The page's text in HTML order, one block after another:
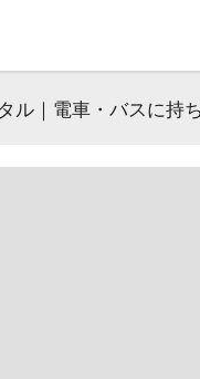
ル｜電車・バスに持